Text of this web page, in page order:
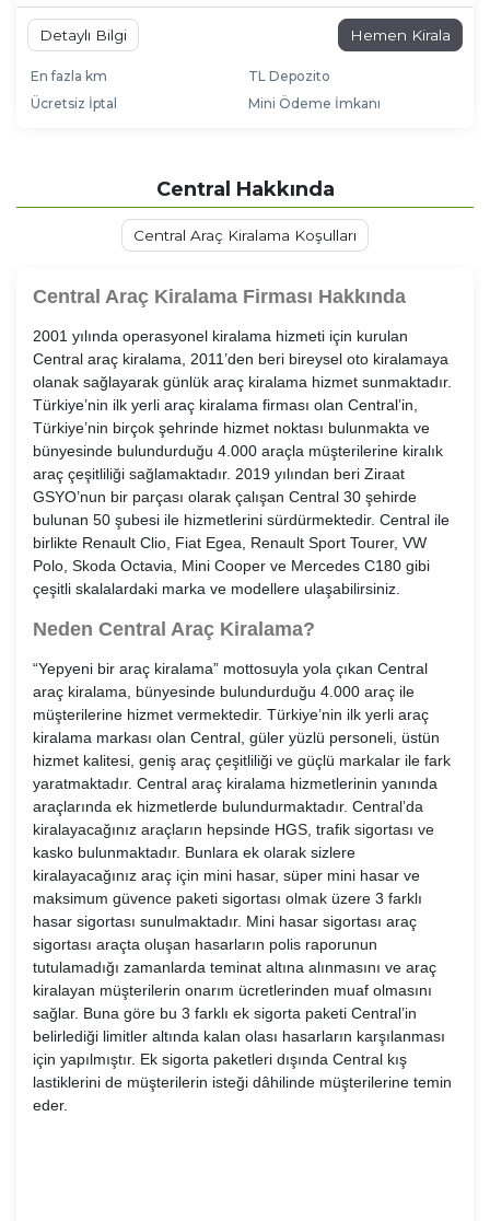
Detaylı Bilgi Hemen Kirala
En fazla km
TL Depozito
Ücretsiz İptal
Mini Ödeme İmkanı
Central Hakkında
Central Araç Kiralama Koşulları
Central Araç Kiralama Firması Hakkında
2001 yılında operasyonel kiralama hizmeti için kurulan
Central araç kiralama, 2011’den beri bireysel oto kiralamaya
olanak sağlayarak günlük araç kiralama hizmet sunmaktadır.
Türkiye’nin ilk yerli araç kiralama firması olan Central’in,
Türkiye’nin birçok şehrinde hizmet noktası bulunmakta ve
bünyesinde bulundurduğu 4.000 araçla müşterilerine kiralık
araç çeşitliliği sağlamaktadır. 2019 yılından beri Ziraat
GSYO’nun bir parçası olarak çalışan Central 30 şehirde
bulunan 50 şubesi ile hizmetlerini sürdürmektedir. Central ile
birlikte Renault Clio, Fiat Egea, Renault Sport Tourer, VW
Polo, Skoda Octavia, Mini Cooper ve Mercedes C180 gibi
çeşitli skalalardaki marka ve modellere ulaşabilirsiniz.
Neden Central Araç Kiralama?
“Yepyeni bir araç kiralama” mottosuyla yola çıkan Central
araç kiralama, bünyesinde bulundurduğu 4.000 araç ile
müşterilerine hizmet vermektedir. Türkiye’nin ilk yerli araç
kiralama markası olan Central, güler yüzlü personeli, üstün
hizmet kalitesi, geniş araç çeşitliliği ve güçlü markalar ile fark
yaratmaktadır. Central araç kiralama hizmetlerinin yanında
araçlarında ek hizmetlerde bulundurmaktadır. Central’da
kiralayacağınız araçların hepsinde HGS, trafik sigortası ve
kasko bulunmaktadır. Bunlara ek olarak sizlere
kiralayacağınız araç için mini hasar, süper mini hasar ve
maksimum güvence paketi sigortası olmak üzere 3 farklı
hasar sigortası sunulmaktadır. Mini hasar sigortası araç
sigortası araçta oluşan hasarların polis raporunun
tutulamadığı zamanlarda teminat altına alınmasını ve araç
kiralayan müşterilerin onarım ücretlerinden muaf olmasını
sağlar. Buna göre bu 3 farklı ek sigorta paketi Central’in
belirlediği limitler altında kalan olası hasarların karşılanması
için yapılmıştır. Ek sigorta paketleri dışında Central kış
lastiklerini de müşterilerin isteği dâhilinde müşterilerine temin
eder.